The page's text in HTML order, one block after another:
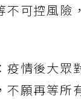
不可控風險
疫情後大眾
不願再等所